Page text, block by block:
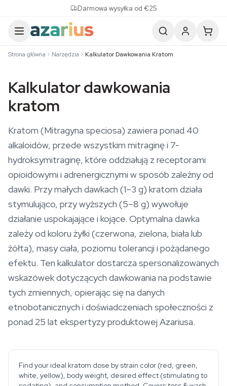
Darmowa wysyłka od €25
Strona główna Narzędzia Kalkulator Dawkowania Kratom
Kalkulator dawkowania
kratom
Kratom (Mitragyna speciosa) zawiera ponad 40
alkaloidów, przede wszystkim mitraginę i 7-
hydroksymitraginę, które oddziałują z receptorami
opioidowymi i adrenergicznymi w sposób zależny od
dawki. Przy małych dawkach (1–3 g) kratom działa
stymulująco, przy wyższych (5–8 g) wywołuje
działanie uspokajające i kojące. Optymalna dawka
zależy od koloru żyłki (czerwona, zielona, biała lub
żółta), masy ciała, poziomu tolerancji i pożądanego
efektu. Ten kalkulator dostarcza spersonalizowanych
wskazówek dotyczących dawkowania na podstawie
tych zmiennych, opierając się na danych
etnobotanicznych i doświadczeniach społeczności z
ponad 25 lat ekspertyzy produktowej Azariusa.
Find your ideal kratom dose by strain color (red, green,
white, yellow), body weight, desired effect (stimulating to